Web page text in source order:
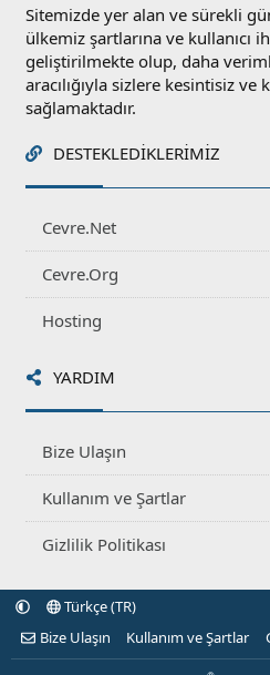
Sitemizde yer alan ve sürekli
ülkemiz şartlarına ve kullanıcı
geliştirilmekte olup, daha
aracılığıyla sizlere kesintisiz
sağlamaktadır.
DESTEKLEDIKLERIMIZ
Cevre.Net
Cevre.Org
Hosting
YARDIM
Bize Ulaşın
Kullanım ve Şartlar
Gizlilik Politikası
Türkçe (TR)
Bize Ulaşın
Kullanım ve Şartlar